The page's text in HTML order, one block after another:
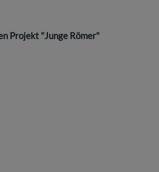
Projekt "Junge Römer"